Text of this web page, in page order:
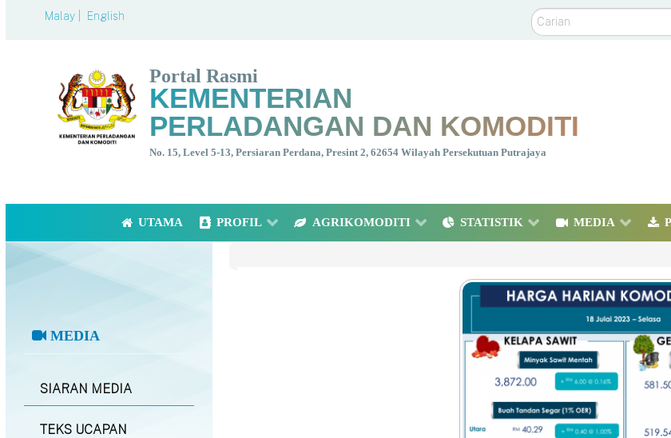
Malay | English Carian
Portal Rasmi
KEMENTERIAN
PERLADANGAN DAN KOMODITI
No. 15, Level 5-13, Persiaran Perdana, Presint 2, 62654 Wilayah Persekutuan Putrajaya
UTAMA PROFIL AGRIKOMODITI STATISTIK MEDIA
MEDIA
SIARAN MEDIA
TEKS UCAPAN